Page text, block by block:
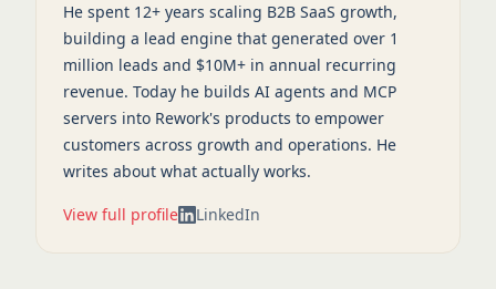
He spent 12+ years scaling B2B SaaS growth,
building a lead engine that generated over 1
million leads and $10M+ in annual recurring
revenue. Today he builds AI agents and MCP
servers into Rework's products to empower
customers across growth and operations. He
writes about what actually works.
View full profile LinkedIn